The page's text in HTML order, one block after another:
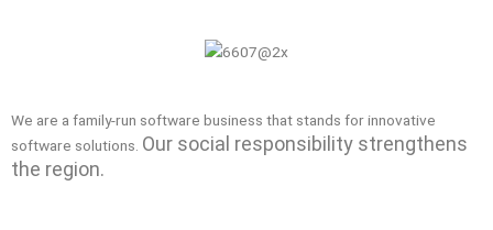
We are a family-run software business that stands for innovative
software solutions. Our social responsibility strengthens
the region.